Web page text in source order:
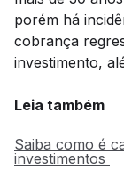
porém há
cobrança
investimento,
Leia também
Saiba como é
investimentos